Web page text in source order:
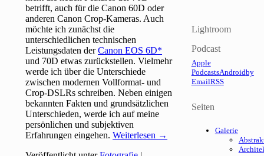
betrifft, auch für die Canon 60D oder
anderen Canon Crop-Kameras. Auch
möchte ich zunächst die
unterschiedlichen technischen
Leistungsdaten derCanon EOS 6D
und 70D etwas zurückstellen. Vielmehr
werde ich über die Unterschiede
zwischen modernen Vollformat- und
Crop-DSLRs schreiben. Neben einigen
bekannten Fakten und grundsätzlichen
Unterschieden, werde ich auf meine
persönlichen und subjektiven
Erfahrungen eingehen.Weiterlesen →
Lightroom
Podcast
Apple
PodcastsAndroidby
EmailRSS
Seiten
Galerie